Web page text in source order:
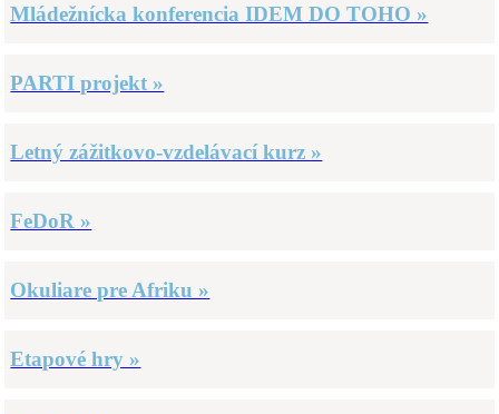
Mládežnícka konferencia IDEM DO TOHO »
PARTI projekt »
Letný zážitkovo-vzdelávací kurz »
FeDoR »
Okuliare pre Afriku »
Etapové hry »